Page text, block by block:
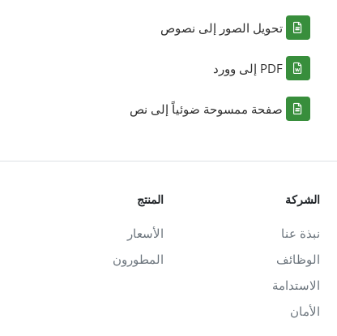
تحويل الصور إلى نصوص
PDF إلى وورد
صفحة ممسوحة ضوئياً إلى نص
الشركة
نبذة عنا
الوظائف
الاستدامة
الأمان
المنتج
الأسعار
المطورون